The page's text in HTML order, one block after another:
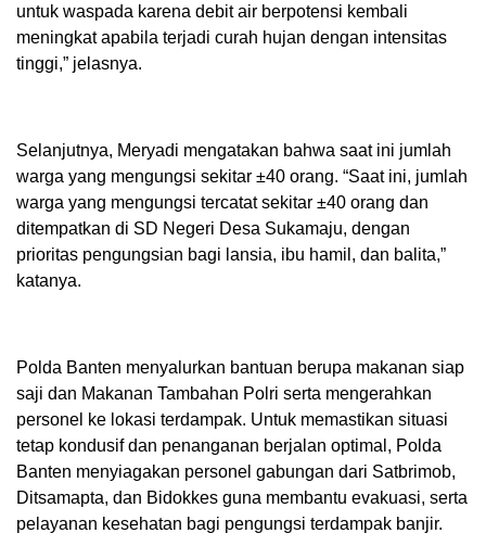
untuk waspada karena debit air berpotensi kembali
meningkat apabila terjadi curah hujan dengan intensitas
tinggi,” jelasnya.
Selanjutnya, Meryadi mengatakan bahwa saat ini jumlah
warga yang mengungsi sekitar ±40 orang. “Saat ini, jumlah
warga yang mengungsi tercatat sekitar ±40 orang dan
ditempatkan di SD Negeri Desa Sukamaju, dengan
prioritas pengungsian bagi lansia, ibu hamil, dan balita,”
katanya.
Polda Banten menyalurkan bantuan berupa makanan siap
saji dan Makanan Tambahan Polri serta mengerahkan
personel ke lokasi terdampak. Untuk memastikan situasi
tetap kondusif dan penanganan berjalan optimal, Polda
Banten menyiagakan personel gabungan dari Satbrimob,
Ditsamapta, dan Bidokkes guna membantu evakuasi, serta
pelayanan kesehatan bagi pengungsi terdampak banjir.